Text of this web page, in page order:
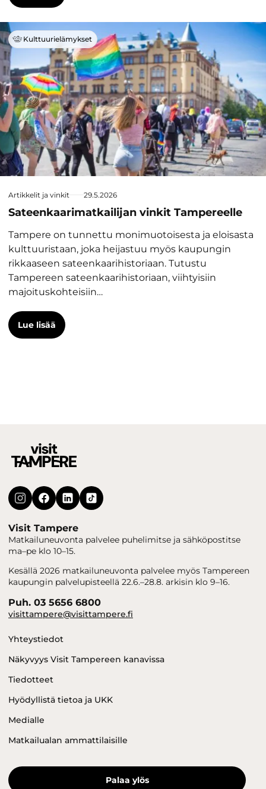
Kulttuurielämykset
Artikkelit ja vinkit 29.5.2026
Sateenkaarimatkailijan vinkit Tampereelle
Tampere on tunnettu monimuotoisesta ja eloisasta
kulttuuristaan, joka heijastuu myös kaupungin
rikkaaseen sateenkaarihistoriaan. Tutustu
Tampereen sateenkaarihistoriaan, viihtyisiin
majoituskohteisiin…
Lue lisää
Visit Tampere
Matkailuneuvonta palvelee puhelimitse ja sähköpostitse
ma–pe klo 10–15.
Kesällä 2026 matkailuneuvonta palvelee myös Tampereen
kaupungin palvelupisteellä 22.6.–28.8. arkisin klo 9–16.
Puh. 03 5656 6800
visittampere@visittampere.fi
Yhteystiedot
Näkyvyys Visit Tampereen kanavissa
Tiedotteet
Hyödyllistä tietoa ja UKK
Medialle
Matkailualan ammattilaisille
Palaa ylös